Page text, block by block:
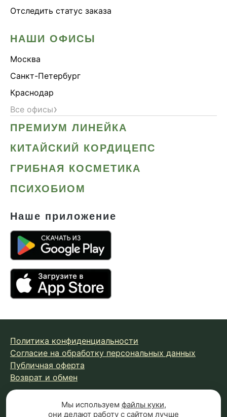
Отследить статус заказа
НАШИ ОФИСЫ
Москва
Санкт-Петербург
Краснодар
Все офисы›
ПРЕМИУМ ЛИНЕЙКА
КИТАЙСКИЙ КОРДИЦЕПС
ГРИБНАЯ КОСМЕТИКА
ПСИХОБИОМ
Наше приложение
Политика конфиденциальности
Согласие на обработку персональных данных
Публичная оферта
Возврат и обмен
© 2026 Fungiline — зарегистрированная торговая марка.
Мы используем файлы куки,
они делают работу с сайтом лучше